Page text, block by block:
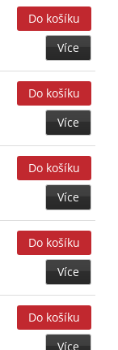
Více
Více
Více
Více
Více